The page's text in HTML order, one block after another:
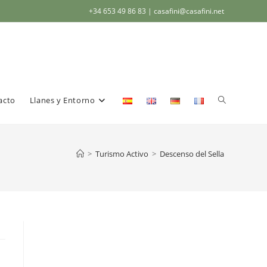
+34 653 49 86 83 | casafini@casafini.net
Llanes y Entorno
> Turismo Activo > Descenso del Sella